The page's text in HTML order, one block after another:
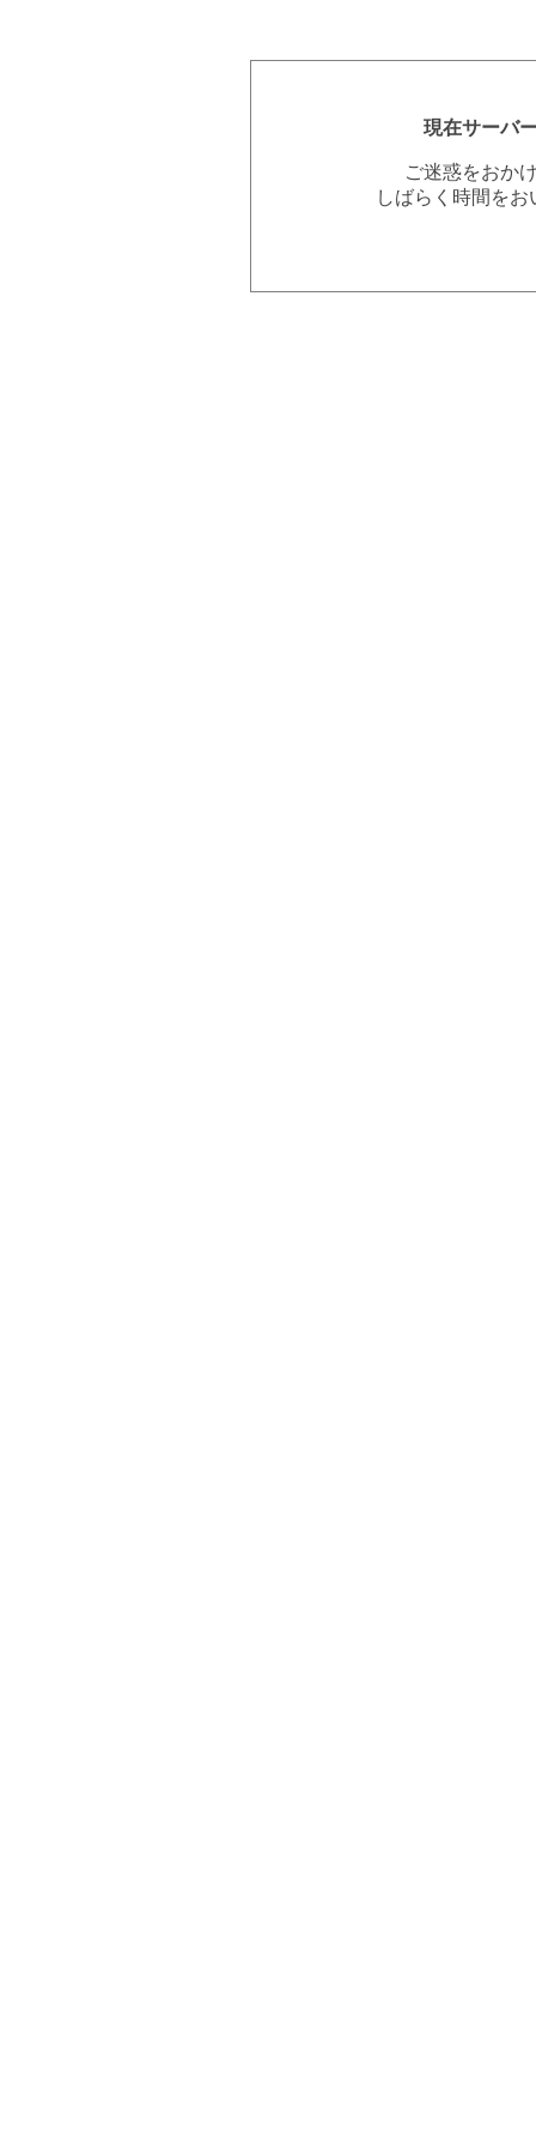
現在サーバ
ご迷惑をおか
しばらく時間を